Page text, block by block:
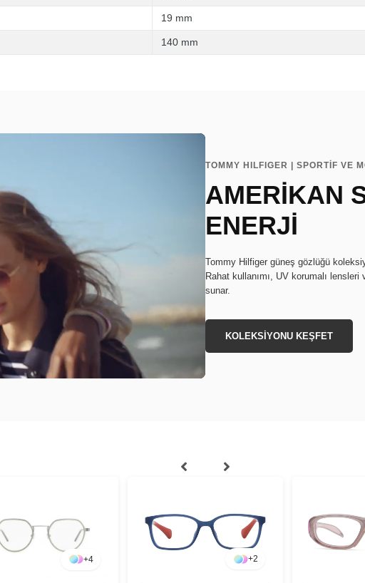
19 mm
140 mm
TOMMY HILFIGER | SPORTİF VE
AMERİKAN
ENERJİ
Tommy Hilfiger güneş gözlüğü
Rahat kullanımı, UV korumalı
sunar.
KOLEKSİYONU KEŞFET
+4 +2